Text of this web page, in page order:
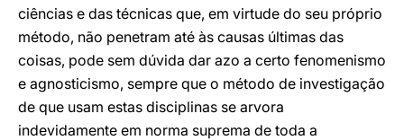
ciências e das técnicas que, em virtude do seu próprio
método, não penetram até às causas últimas das
coisas, pode sem dúvida dar azo a certo fenomenismo
e agnosticismo, sempre que o método de investigação
de que usam estas disciplinas se arvora
indevidamente em norma suprema de toda a